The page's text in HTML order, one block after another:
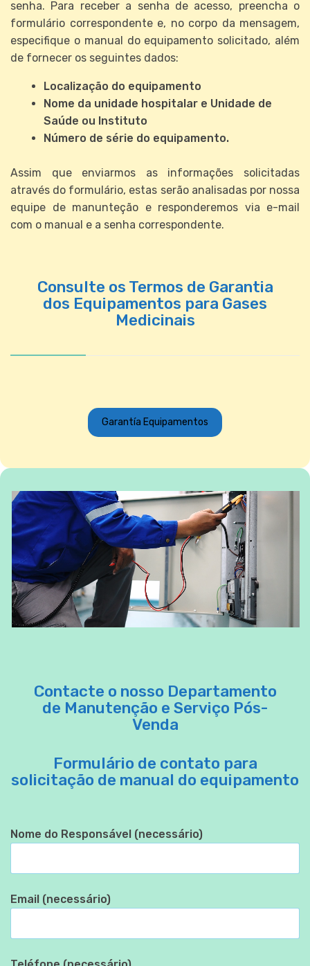
senha. Para receber a senha de acesso, preencha o
formulário correspondente e, no corpo da mensagem,
especifique o manual do equipamento solicitado, além
de fornecer os seguintes dados:
Localização do equipamento
Nome da unidade hospitalar e Unidade de
Saúde ou Instituto
Número de série do equipamento.
Assim que enviarmos as informações solicitadas
através do formulário, estas serão analisadas por nossa
equipe de manunteção e responderemos via e-mail
com o manual e a senha correspondente.
Consulte os Termos de Garantia
dos Equipamentos para Gases
Medicinais
Garantía Equipamentos
Contacte o nosso Departamento
de Manutenção e Serviço Pós-
Venda
Formulário de contato para
solicitação de manual do equipamento
Nome do Responsável (necessário)
Email (necessário)